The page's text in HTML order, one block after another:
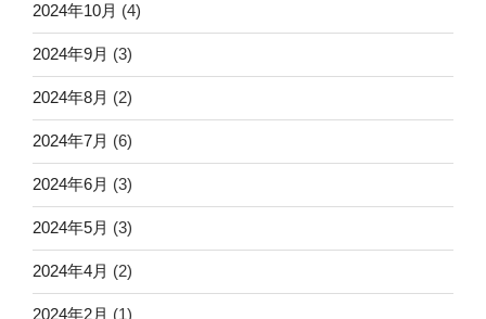
2024年10月 (4)
2024年9月 (3)
2024年8月 (2)
2024年7月 (6)
2024年6月 (3)
2024年5月 (3)
2024年4月 (2)
2024年2月 (1)